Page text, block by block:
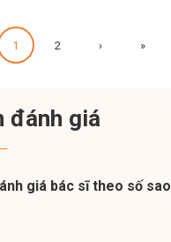
1 2 › »
đánh giá
giá bác sĩ theo số sao